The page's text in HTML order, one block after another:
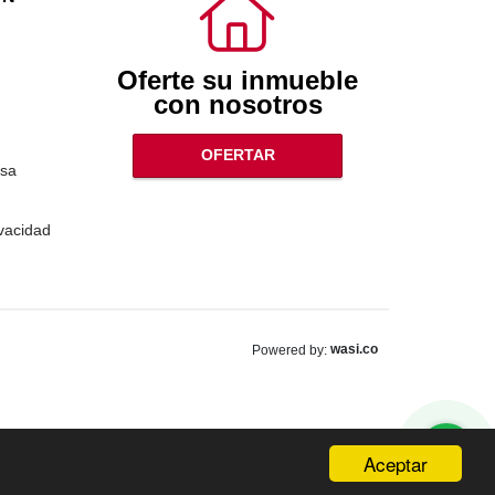
Aceptar
Oferte su inmueble
con nosotros
OFERTAR
Powered by: wasi.co